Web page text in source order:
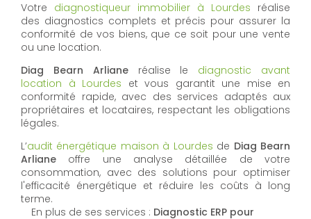
Votre diagnostiqueur immobilier à Lourdes réalise
des diagnostics complets et précis pour assurer la
conformité de vos biens, que ce soit pour une vente
ou une location.
Diag Bearn Arliane réalise le diagnostic avant
location à Lourdes et vous garantit une mise en
conformité rapide, avec des services adaptés aux
propriétaires et locataires, respectant les obligations
légales.
L’audit énergétique maison à Lourdes de Diag Bearn
Arliane offre une analyse détaillée de votre
consommation, avec des solutions pour optimiser
l'efficacité énergétique et réduire les coûts à long
terme.
En plus de ses services : Diagnostic ERP pour